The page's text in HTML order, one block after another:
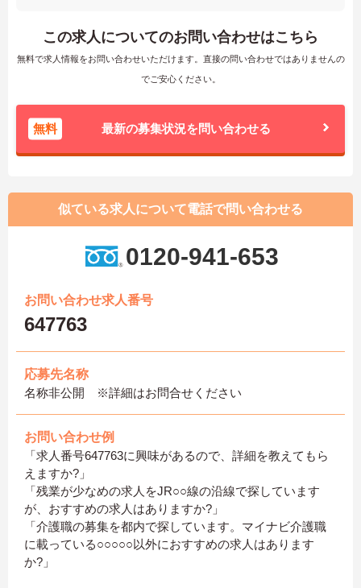
この求人についてのお問い合わせはこちら
無料で求人情報をお問い合わせいただけます。直接の問い合わせではありませんの
でご安心ください。
無料 最新の募集状況を問い合わせる
似ている求人について電話で問い合わせる
0120-941-653
お問い合わせ求人番号
647763
応募先名称
名称非公開 ※詳細はお問合せください
お問い合わせ例
「求人番号647763に興味があるので、詳細を教えてもら
えますか?」
「残業が少なめの求人をJR○○線の沿線で探しています
が、おすすめの求人はありますか?」
「介護職の募集を都内で探しています。マイナビ介護職
に載っている○○○○○以外におすすめの求人はあります
か?」